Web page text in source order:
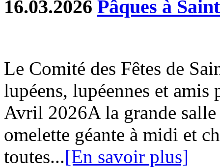
16.03.2026 Pâques à
Le Comité des Fêtes de
lupéens, lupéennes et
Avril 2026A la grande
omelette géante à midi et
toutes...[En savoir plus]